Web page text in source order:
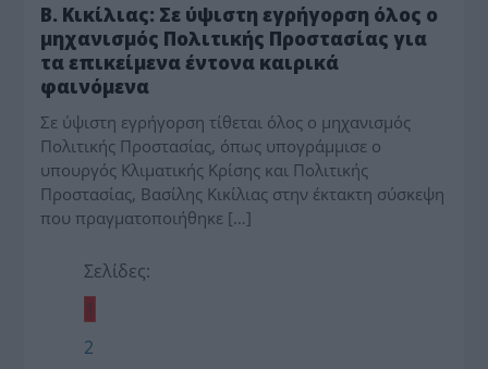
Β. Κικίλιας: Σε ύψιστη εγρήγορση όλος ο
μηχανισμός Πολιτικής Προστασίας για
τα επικείμενα έντονα καιρικά
φαινόμενα
Σε ύψιστη εγρήγορση τίθεται όλος ο μηχανισμός
Πολιτικής Προστασίας, όπως υπογράμμισε ο
υπουργός Κλιματικής Κρίσης και Πολιτικής
Προστασίας, Βασίλης Κικίλιας στην έκτακτη σύσκεψη
που πραγματοποιήθηκε […]
Σελίδες:
1
2